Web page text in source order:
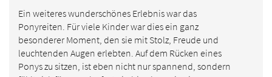
Ein weiteres wunderschönes Erlebnis war das
Ponyreiten. Für viele Kinder war dies ein ganz
besonderer Moment, den sie mit Stolz, Freude und
leuchtenden Augen erlebten. Auf dem Rücken eines
Ponys zu sitzen, ist eben nicht nur spannend, sondern